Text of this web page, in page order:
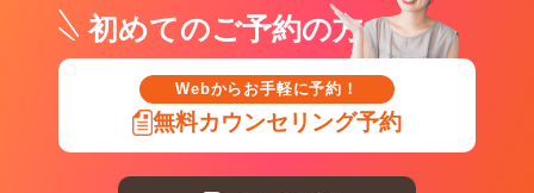
初めてのご予約の方
Webからお手軽に予約！
無料カウンセリング予約